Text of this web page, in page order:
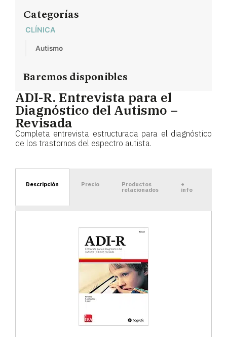
Categorías
CLÍNICA
Autismo
Baremos disponibles
ADI-R. Entrevista para el
Diagnóstico del Autismo –
Revisada
Completa entrevista estructurada para el diagnóstico
de los trastornos del espectro autista.
Descripción Precio Productos
relacionados
+
info